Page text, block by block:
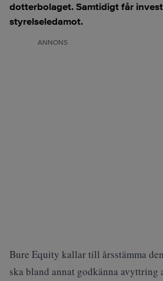
dotterbolaget. Samtidigt får
styrelseledamot.
ANNONS
Bure Equity kallar till årsstämma
ska bland annat godkänna avyttring